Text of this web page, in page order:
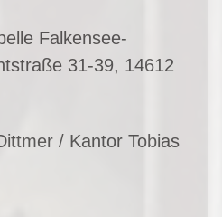
Falkensee-
31-39, 14612
/ Kantor Tobias